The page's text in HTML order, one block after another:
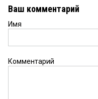
Ваш комментарий
Имя
Комментарий